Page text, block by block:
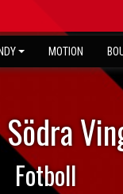
MOTION
Södra
Fotboll